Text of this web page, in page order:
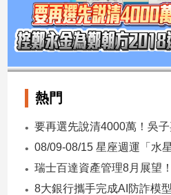
活
建
室
內
遊/
美
熱門